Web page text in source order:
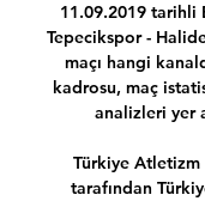
11.09.2019 tarihli
Tepecikspor -
maçı hangi
kadrosu, maç
analizleri yer
Türkiye Atletizm
tarafından